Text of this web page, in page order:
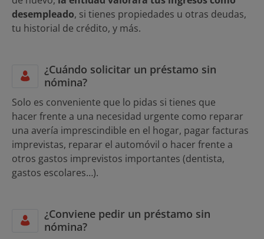
desempleado, si tienes propiedades u otras deudas,
tu historial de crédito, y más.
¿Cuándo solicitar un préstamo sin
nómina?
Solo es conveniente que lo pidas si tienes que
hacer frente a una necesidad urgente como reparar
una avería imprescindible en el hogar, pagar facturas
imprevistas, reparar el automóvil o hacer frente a
otros gastos imprevistos importantes (dentista,
gastos escolares…).
¿Conviene pedir un préstamo sin
nómina?